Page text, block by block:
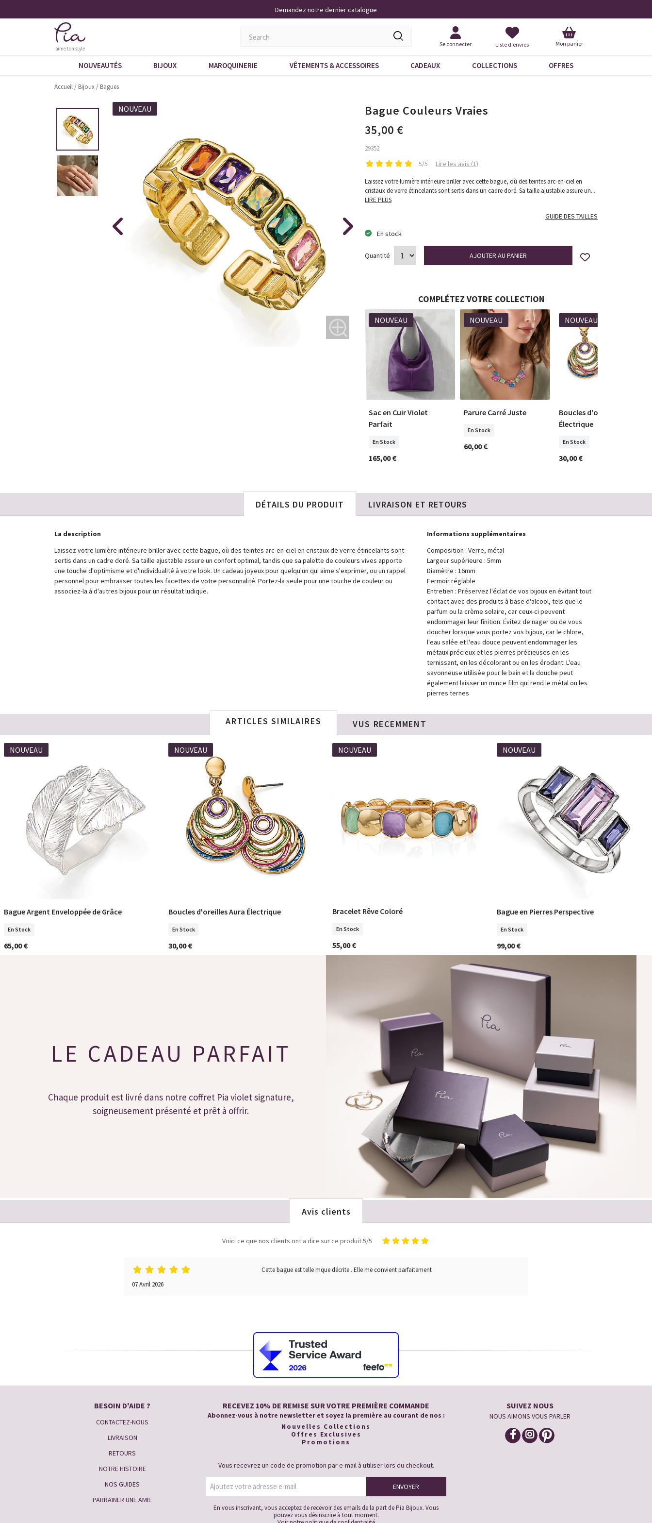
Demandez notre dernier catalogue
Se connecter Liste d'envies Mon panier
NOUVEAUTÉS BIJOUX MAROQUINERIE VÊTEMENTS & ACCESSOIRES CADEAUX COLLECTIONS OFFRES
Accueil/ Bijoux/ Bagues
NOUVEAU
Bague Couleurs Vraies
35,00 €
29352
5/5 Lire les avis (1)
Laissez votre lumière intérieure briller avec cette bague, où des teintes arc-en-ciel en
cristaux de verre étincelants sont sertis dans un cadre doré. Sa taille ajustable assure un...
LIRE PLUS
GUIDE DES TAILLES
En stock
Quantité
COMPLÉTEZ VOTRE COLLECTION
NOUVEAU
Sac en Cuir Violet
Parfait
En Stock
165,00 €
NOUVEAU
Parure Carré Juste
En Stock
60,00 €
NOUVEAU
Boucles d'oreilles Aura
Électrique
En Stock
30,00 €
DÉTAILS DU PRODUIT
La description
Laissez votre lumière intérieure briller avec cette bague, où des teintes arc-en-ciel en cristaux de verre étincelants sont
sertis dans un cadre doré. Sa taille ajustable assure un confort optimal, tandis que sa palette de couleurs vives apporte
une touche d'optimisme et d'individualité à votre look. Un cadeau joyeux pour quelqu'un qui aime s'exprimer, ou un rappel
personnel pour embrasser toutes les facettes de votre personnalité. Portez-la seule pour une touche de couleur ou
associez-la à d'autres bijoux pour un résultat ludique.
Informations supplémentaires
Composition : Verre, métal
Largeur supérieure : 5mm
Diamètre : 16mm
Fermoir réglable
Entretien : Préservez l'éclat de vos bijoux en évitant tout
contact avec des produits à base d'alcool, tels que le
parfum ou la crème solaire, car ceux-ci peuvent
endommager leur finition. Évitez de nager ou de vous
doucher lorsque vous portez vos bijoux, car le chlore,
l'eau salée et l'eau douce peuvent endommager les
métaux précieux et les pierres précieuses en les
ternissant, en les décolorant ou en les érodant. L'eau
savonneuse utilisée pour le bain et la douche peut
également laisser un mince film qui rend le métal ou les
pierres ternes
LIVRAISON ET RETOURS
ARTICLES SIMILAIRES VUS RECEMMENT
NOUVEAU
Sélectionner Tailles
Bague Argent Enveloppée de Grâce
En Stock
65,00 €
NOUVEAU
COMMANDER
Boucles d'oreilles Aura Électrique
En Stock
30,00 €
NOUVEAU
COMMANDER
Bracelet Rêve Coloré
En Stock
55,00 €
NOUVEAU
Sélectionner Tailles
Bague en Pierres Perspective
En Stock
99,00 €
LE CADEAU PARFAIT
Chaque produit est livré dans notre coffret Pia violet signature,
soigneusement présenté et prêt à offrir.
Avis clients
Voici ce que nos clients ont a dire sur ce produit 5/5
07 Avril 2026
Cette bague est telle mque décrite . Elle me convient parfaitement
RECEVEZ 10% DE REMISE SUR VOTRE PREMIÈRE COMMANDE
Abonnez-vous à notre newsletter et soyez la première au courant de nos :
Nouvelles Collections
Offres Exclusives
Promotions
Vous recevrez un code de promotion par e-mail à utiliser lors du checkout.
En vous inscrivant, vous acceptez de recevoir des emails de la part de Pia Bijoux. Vous
pouvez vous désinscrire à tout moment.
SUIVEZ NOUS
NOUS AIMONS VOUS PARLER
BESOIN D'AIDE ?
CONTACTEZ-NOUS
LIVRAISON
RETOURS
NOTRE HISTOIRE
NOS GUIDES
PARRAINER UNE AMIE